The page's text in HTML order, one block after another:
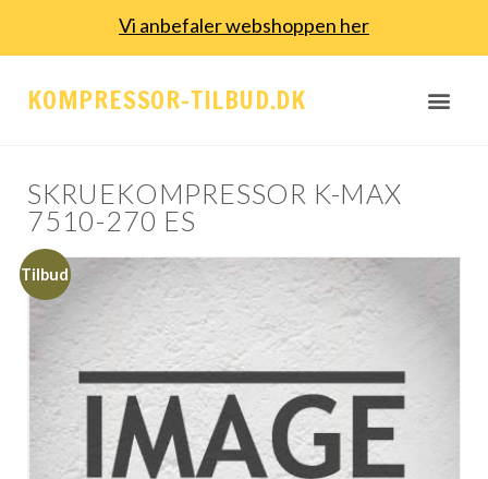
Vi anbefaler webshoppen her
KOMPRESSOR-TILBUD.DK
SKRUEKOMPRESSOR K-MAX
7510-270 ES
Tilbud